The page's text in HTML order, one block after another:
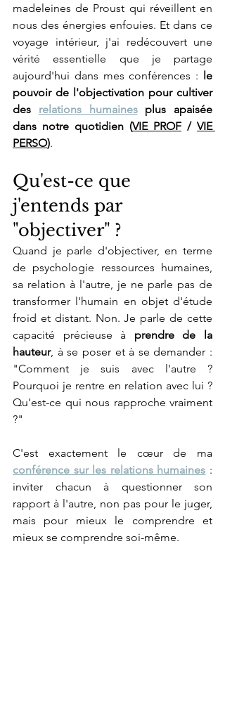
madeleines de Proust qui réveillent en
nous des énergies enfouies. Et dans ce
voyage intérieur, j'ai redécouvert une
vérité essentielle que je partage
aujourd'hui dans mes conférences : le
pouvoir de l'objectivation pour cultiver
des relations humaines plus apaisée
dans notre quotidien (VIE PROF / VIE
PERSO).
Qu'est-ce que
j'entends par
"objectiver" ?
Quand je parle d'objectiver, en terme
de psychologie ressources humaines,
sa relation à l'autre, je ne parle pas de
transformer l'humain en objet d'étude
froid et distant. Non. Je parle de cette
capacité précieuse à prendre de la
hauteur, à se poser et à se demander :
"Comment je suis avec l'autre ?
Pourquoi je rentre en relation avec lui ?
Qu'est-ce qui nous rapproche vraiment
?"
conférence sur les relations humaines :
inviter chacun à questionner son
rapport à l'autre, non pas pour le juger,
mais pour mieux le comprendre et
mieux se comprendre soi-même.